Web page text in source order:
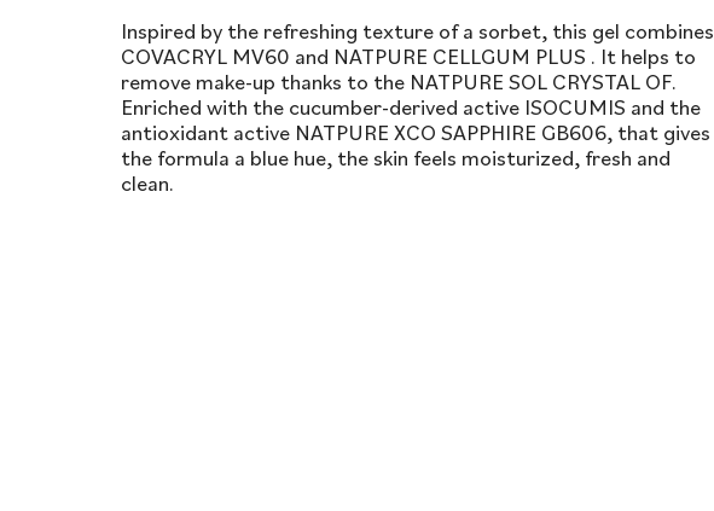
Inspired by the refreshing texture of a sorbet, this gel combines
COVACRYL MV60 and NATPURE CELLGUM PLUS . It helps to
remove make-up thanks to the NATPURE SOL CRYSTAL OF.
Enriched with the cucumber-derived active ISOCUMIS and the
antioxidant active NATPURE XCO SAPPHIRE GB606, that gives
the formula a blue hue, the skin feels moisturized, fresh and
clean.​